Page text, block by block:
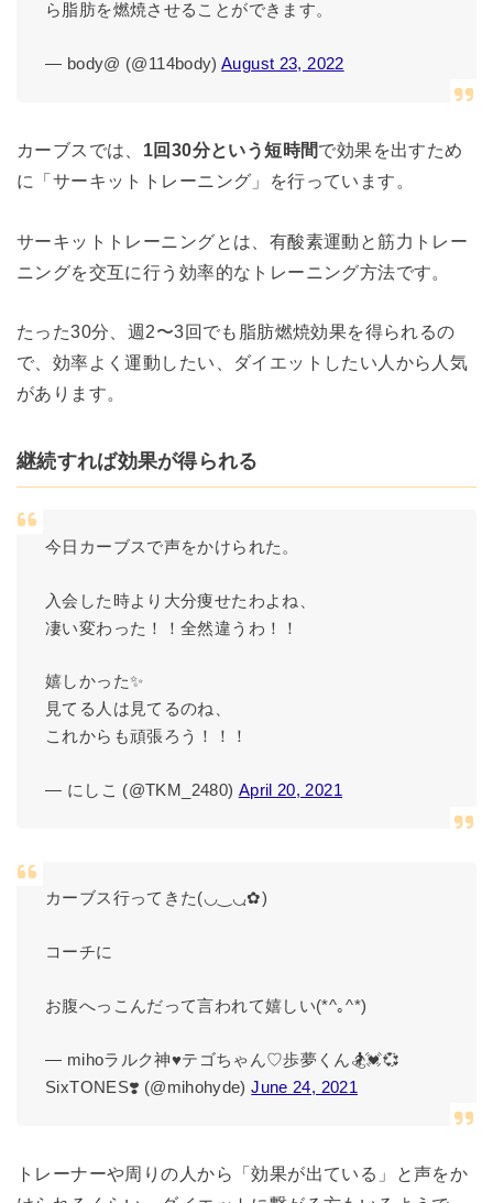
ら脂肪を燃焼させることができます。
— body@ (@114body)August 23, 2022
カーブスでは、 1回30分という短時間で効果を出すため
に「サーキットトレーニング」を行っています。
サーキットトレーニングとは、有酸素運動と筋力トレー
ニングを交互に行う効率的なトレーニング方法です。
たった30分、週2〜3回でも脂肪燃焼効果を得られるの
で、効率よく運動したい、ダイエットしたい人から人気
があります。
継続すれば効果が得られる
今日カーブスで声をかけられた。
入会した時より大分痩せたわよね、
凄い変わった！！全然違うわ！！
嬉しかった✨
見てる人は見てるのね、
これからも頑張ろう！！！
— にしこ (@TKM_2480) April 20, 2021
カーブス行ってきた(◡‿◡ฺ✿)
コーチに
お腹へっこんだって言われて嬉しい(*^｡^*)
— mihoラルク神♥テゴちゃん♡歩夢くん🏂💓💞
SixTONES❣️ (@mihohyde)June 24, 2021
トレーナーや周りの人から「効果が出ている」と声をか